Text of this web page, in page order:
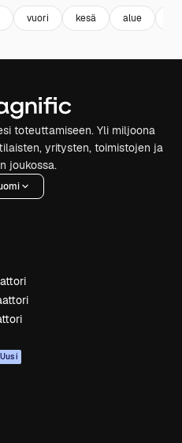
vuori kesä alue
toteuttamiseen. Yli miljoona
yritysten, toimistojen ja
joukossa.
Uusi